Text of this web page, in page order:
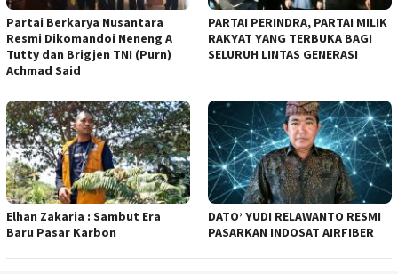
Partai Berkarya Nusantara
Resmi Dikomandoi Neneng A
Tutty dan Brigjen TNI (Purn)
Achmad Said
PARTAI PERINDRA, PARTAI MILIK
RAKYAT YANG TERBUKA BAGI
SELURUH LINTAS GENERASI
Elhan Zakaria : Sambut Era
Baru Pasar Karbon
DATO’ YUDI RELAWANTO RESMI
PASARKAN INDOSAT AIRFIBER